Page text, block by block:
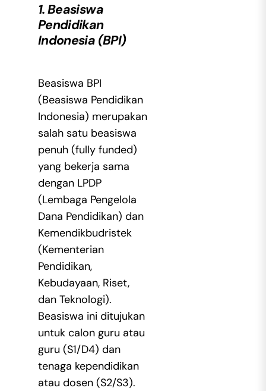
1. Beasiswa
Pendidikan
Indonesia (BPI)
Beasiswa BPI
(Beasiswa Pendidikan
Indonesia) merupakan
salah satu beasiswa
penuh (fully funded)
yang bekerja sama
dengan LPDP
(Lembaga Pengelola
Dana Pendidikan) dan
Kemendikbudristek
(Kementerian
Pendidikan,
Kebudayaan, Riset,
dan Teknologi).
Beasiswa ini ditujukan
untuk calon guru atau
guru (S1/D4) dan
tenaga kependidikan
atau dosen (S2/S3).